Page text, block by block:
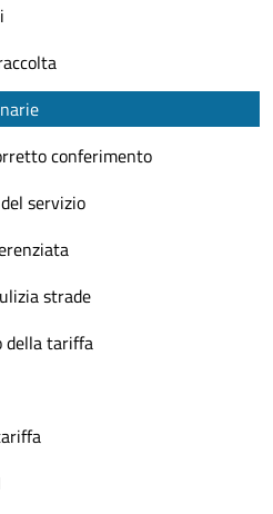
conferimento
servizio
strade
della tariffa